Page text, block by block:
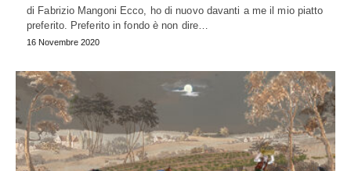
di Fabrizio Mangoni Ecco, ho di nuovo davanti a me il mio piatto
preferito. Preferito in fondo è non dire…
16 Novembre 2020